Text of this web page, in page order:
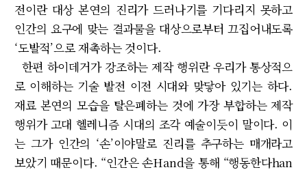
전이란 대상 본연의 진리가 드러나기를 기다리지 못하고
인간의 요구에 맞는 결과물을 대상으로부터 끄집어내도록
‘도발적’으로 재촉하는 것이다.
한편 하이데거가 강조하는 제작 행위란 우리가 통상적으
로 이해하는 기술 발전 이전 시대와 맞닿아 있기는 하다.
재료 본연의 모습을 탈은폐하는 것에 가장 부합하는 제작
행위가 고대 헬레니즘 시대의 조각 예술이듯이 말이다. 이
는 그가 인간의 ‘손’이야말로 진리를 추구하는 매개라고
보았기 때문이다. “인간은 손Hand을 통해 “행동한다han